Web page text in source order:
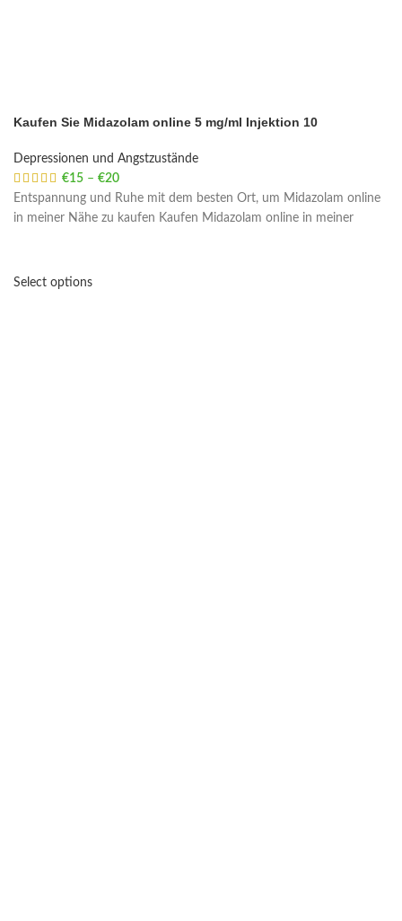
Kaufen Sie Midazolam online 5 mg/ml Injektion 10
Depressionen und Angstzustände
€15 – €20
Entspannung und Ruhe mit dem besten Ort, um Midazolam online
in meiner Nähe zu kaufen Kaufen Midazolam online in meiner
Select options